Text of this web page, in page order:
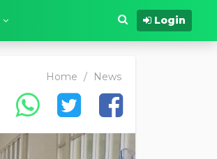
Login
Home / News